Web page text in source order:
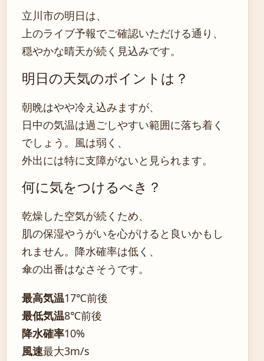
立川市の明日は、
上のライブ予報でご確認いただける通り、
穏やかな晴天が続く見込みです。
明日の天気のポイントは？
朝晩はやや冷え込みますが、
日中の気温は過ごしやすい範囲に落ち着く
でしょう。風は弱く、
外出には特に支障がないと見られます。
何に気をつけるべき？
乾燥した空気が続くため、
肌の保湿やうがいを心がけると良いかもし
れません。降水確率は低く、
傘の出番はなさそうです。
最高気温17℃前後
最低気温8℃前後
降水確率10%
風速最大3m/s